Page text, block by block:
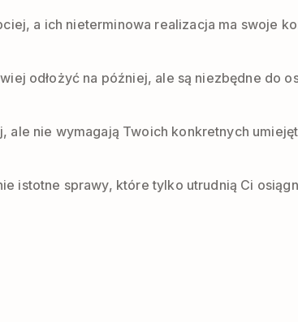
a ich nieterminowa realizacja ma swoje
odłożyć na później, ale są niezbędne do
nie wymagają Twoich konkretnych
istotne sprawy, które tylko utrudnią Ci